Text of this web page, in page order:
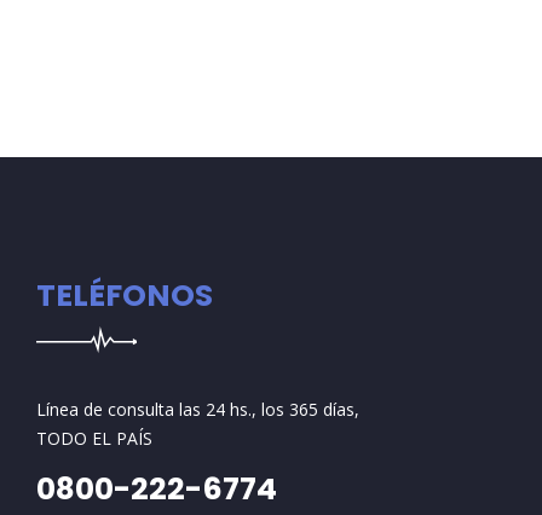
TELÉFONOS
Línea de consulta las 24 hs., los 365 días,
TODO EL PAÍS
0800-222-6774